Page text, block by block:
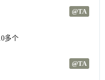
@TA
多个
@TA